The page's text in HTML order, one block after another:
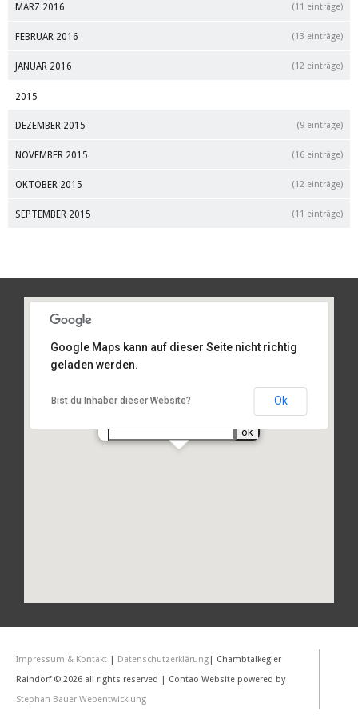
MÄRZ 2016 (11 einträge)
FEBRUAR 2016 (13 einträge)
JANUAR 2016 (12 einträge)
2015
DEZEMBER 2015 (9 einträge)
NOVEMBER 2015 (16 einträge)
OKTOBER 2015 (12 einträge)
SEPTEMBER 2015 (11 einträge)
Am Sportplatz 2, 93486 Runding
von Ihrer Adresse:
Google Maps kann auf dieser Seite nicht richtig
geladen werden.
Bist du Inhaber dieser Website? Ok
Impressum & Kontakt | Datenschutzerklärung | Chambtalkegler
Raindorf © 2026 all rights reserved | Contao Website powered by
Stephan Bauer Webentwicklung